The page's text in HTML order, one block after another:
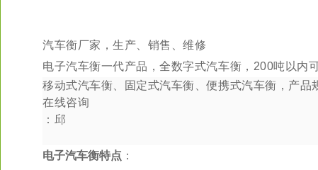
汽车衡厂家，生产、销售、维修
电子汽车衡一代产品，全数字式汽车衡， 200吨以内
移动式汽车衡、固定式汽车衡、便携式汽车衡，产品
在线咨询
： 邱
电子汽车衡特点 ：